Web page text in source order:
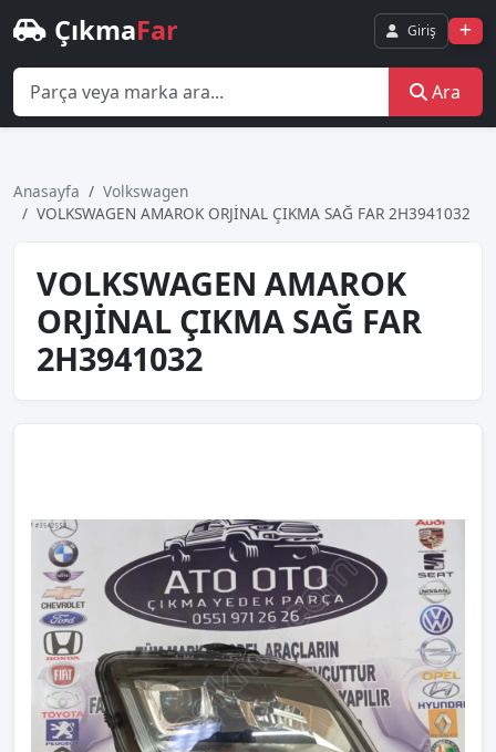
ÇıkmaFar Giriş
Ara
Anasayfa
Volkswagen
VOLKSWAGEN AMAROK ORJİNAL ÇIKMA SAĞ FAR 2H3941032
VOLKSWAGEN AMAROK
ORJİNAL ÇIKMA SAĞ FAR
2H3941032